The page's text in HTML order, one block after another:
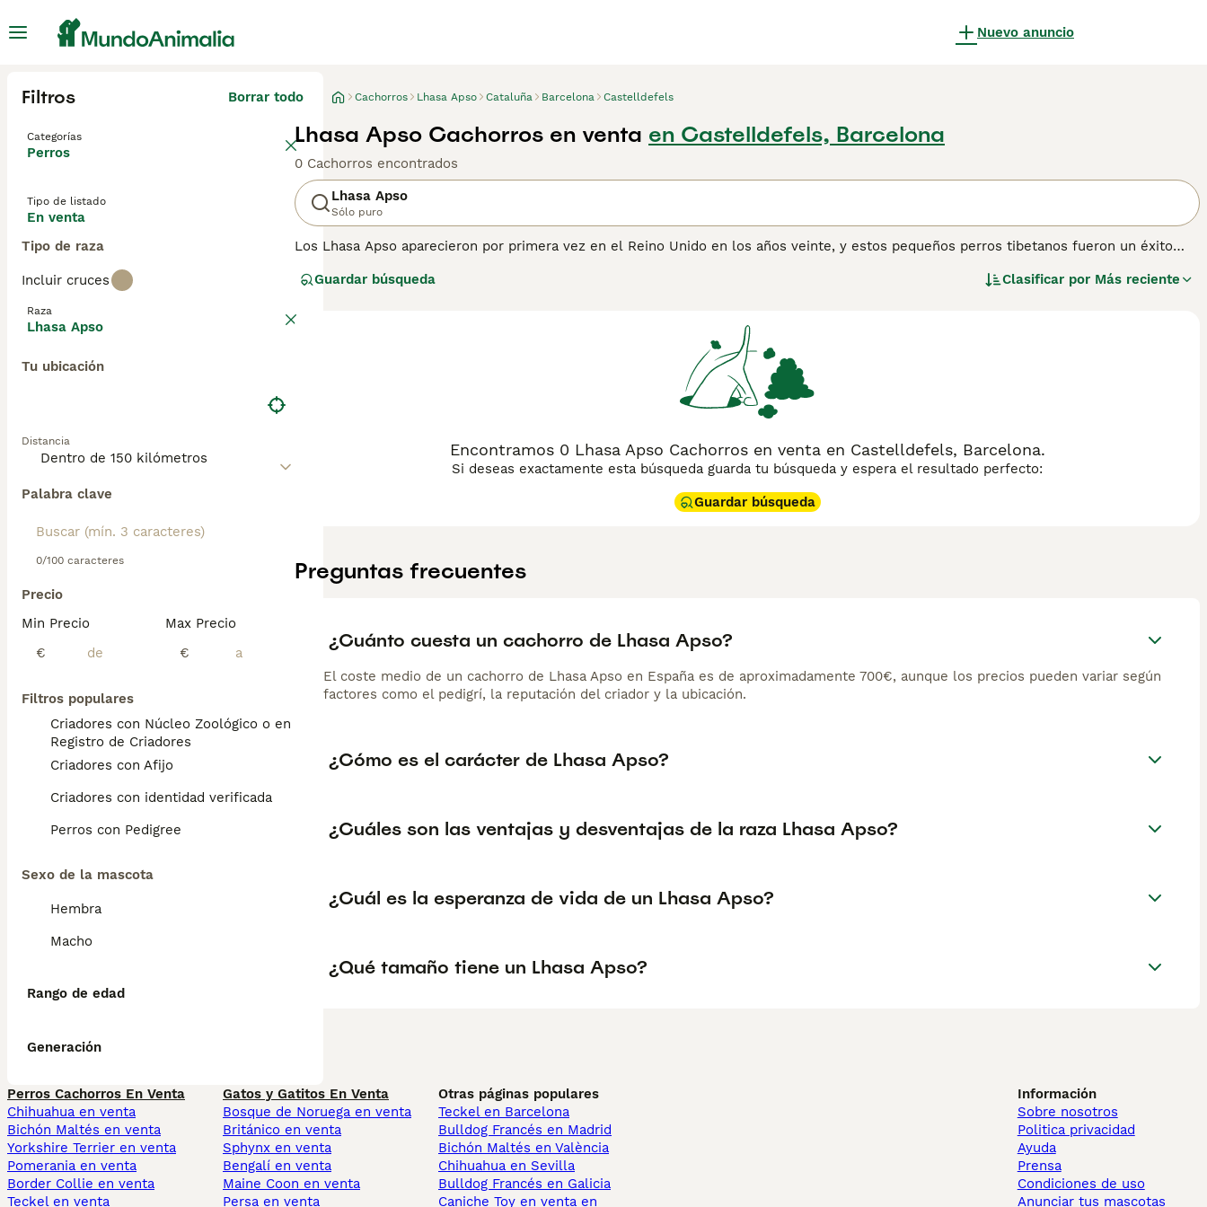
Nuevo anuncio
Filtros Borrar todo
Categorías
Perros
Tipo de listado
En venta
Tipo de raza
Incluir cruces
Raza
Lhasa Apso
Tu ubicación
Distancia
Palabra clave
0/100 caracteres
Precio
Min Precio
€
Max Precio
€
Filtros populares
Criadores con Núcleo Zoológico o en el
Registro de Criadores
Criadores con Afijo
Criadores con identidad verificada
Perros con Pedigree
Sexo de la mascota
Hembra
Macho
Rango de edad
Generación
Cachorros Lhasa Apso Cataluña Barcelona Castelldefels
Lhasa Apso Cachorros en venta en Castelldefels, Barcelona
0 Cachorros encontrados
Lhasa Apso
Sólo puro
Los Lhasa Apso aparecieron por primera vez en el Reino Unido en los años veinte, y estos pequeños perros tibetanos fueron un éxito
como por los nobles. Hoy, el Lhasa Apso sigue siendo un firme favorito entre la gente, no solo aquí en España sino en otras partes del
país.
para obtener información sobre esta raza de perro.
Guardar búsqueda Clasificar por Más reciente
Encontramos 0 Lhasa Apso Cachorros en venta en Castelldefels, Barcelona.
Si deseas exactamente esta búsqueda guarda tu búsqueda y espera el resultado perfecto:
Guardar búsqueda
Preguntas frecuentes
¿Cuánto cuesta un cachorro de Lhasa Apso?
El coste medio de un cachorro de Lhasa Apso en España es de aproximadamente 700€, aunque los precios pueden variar según
factores como el pedigrí, la reputación del criador y la ubicación.
¿Cómo es el carácter de Lhasa Apso?
¿Cuáles son las ventajas y desventajas de la raza Lhasa Apso?
¿Cuál es la esperanza de vida de un Lhasa Apso?
¿Qué tamaño tiene un Lhasa Apso?
Perros Cachorros En Venta
Chihuahua en venta
Bichón Maltés en venta
Yorkshire Terrier en venta
Pomerania en venta
Border Collie en venta
Teckel en venta
Gatos y Gatitos En Venta
Bosque de Noruega en venta
Británico en venta
Sphynx en venta
Bengalí en venta
Maine Coon en venta
Persa en venta
Otras páginas populares
Teckel en Barcelona
Bulldog Francés en Madrid
Bichón Maltés en València
Chihuahua en Sevilla
Bulldog Francés en Galicia
Caniche Toy en venta en
Información
Sobre nosotros
Politica privacidad
Ayuda
Prensa
Condiciones de uso
Anunciar tus mascotas